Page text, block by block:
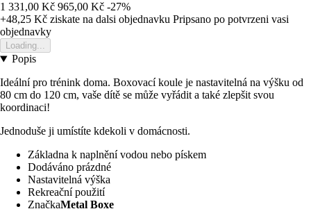
1 331,00 Kč 965,00 Kč -27%
+48,25 Kč ziskate na dalsi objednavku Pripsano po potvrzeni vasi
objednavky
Loading...
Popis
Ideální pro trénink doma. Boxovací koule je nastavitelná na výšku od
80 cm do 120 cm, vaše dítě se může vyřádit a také zlepšit svou
koordinaci!
Jednoduše ji umístíte kdekoli v domácnosti.
Základna k naplnění vodou nebo pískem
Dodáváno prázdné
Nastavitelná výška
Rekreační použití
ZnačkaMetal Boxe